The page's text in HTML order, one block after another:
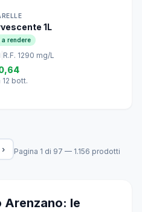
1L
a rendere
R.F. 1290 mg/L
12 bott.
› Pagina 1 di 97 — 1.156 prodotti
Arenzano: le